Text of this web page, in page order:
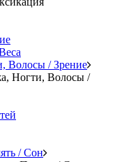
Волосы / Зрение
Ногти, Волосы /
/ Сон